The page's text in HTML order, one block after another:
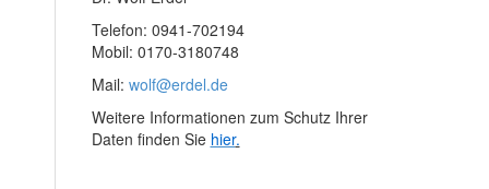
Telefon: 0941-702194
Mobil: 0170-3180748
Mail: wolf@erdel.de
Weitere Informationen zum Schutz Ihrer
Daten finden Sie hier.